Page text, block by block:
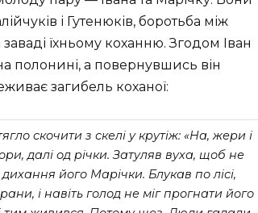
і Гутенюків, боротьба між
їхньому коханню. Згодом Іван
полонині, а повернувшись він
загибель коханої:
скочити з скелі у крутіж: «На, жери і
далі од річки. Затуляв вуха, щоб не
його Марічки. Блукав по лісі,
і навіть голод не міг прогнати його